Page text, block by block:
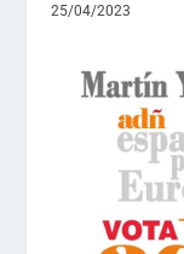
25/04/2023